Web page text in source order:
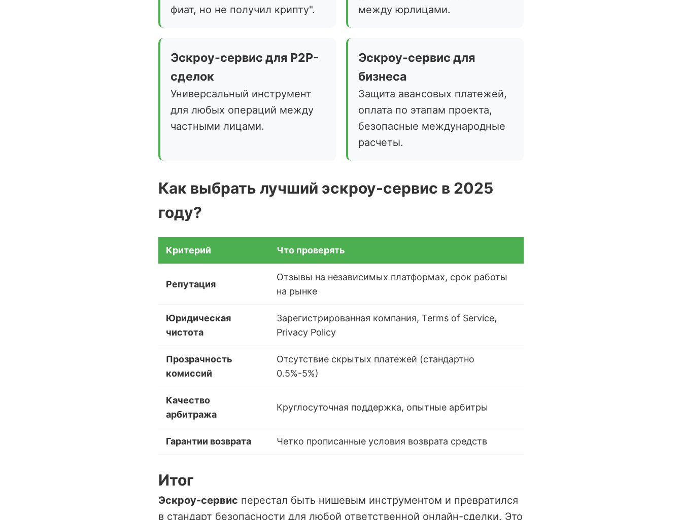
фиат, но не получил крипту".
между юрлицами.
Эскроу-сервис для P2P-
сделок
Универсальный инструмент
для любых операций между
частными лицами.
Эскроу-сервис для
бизнеса
Защита авансовых платежей,
оплата по этапам проекта,
безопасные международные
расчеты.
Как выбрать лучший эскроу-сервис в 2025
году?
Критерий Что проверять
Репутация
Отзывы на независимых платформах, срок работы
на рынке
Юридическая
чистота
Зарегистрированная компания, Terms of Service,
Privacy Policy
Прозрачность
комиссий
Отсутствие скрытых платежей (стандартно
0.5%-5%)
Качество
арбитража
Круглосуточная поддержка, опытные арбитры
Гарантии возврата Четко прописанные условия возврата средств
Итог
Эскроу-сервис перестал быть нишевым инструментом и превратился
в стандарт безопасности для любой ответственной онлайн-сделки. Это